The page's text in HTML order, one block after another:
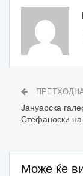
Јануарска
Стефаноски на
Може ќе